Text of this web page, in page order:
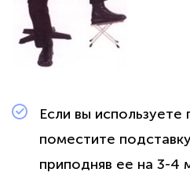
Если вы используете
поместите
приподняв ее на 3-4